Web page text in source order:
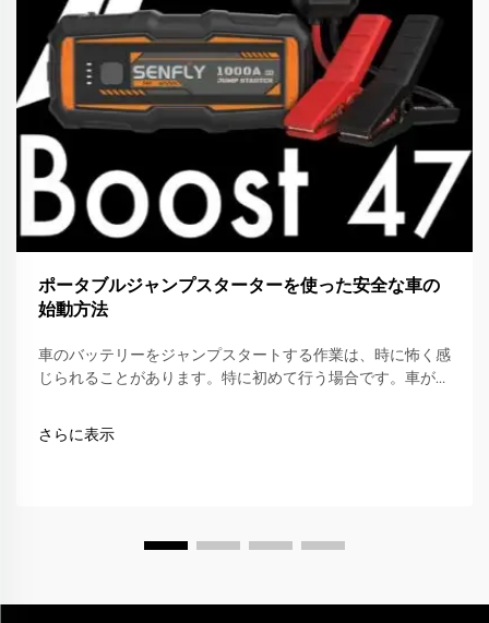
ポータブルジャンプスターターを使った安全な車の
始動方法
車のバッテリーをジャンプスタートする作業は、時に怖く感
じられることがあります。特に初めて行う場合です。車がエ
放電によるものです。幸運にも、ポータブルジャンプスター
ターを使えば、安全かつ迅速に車を再始動させることができ
さらに表示